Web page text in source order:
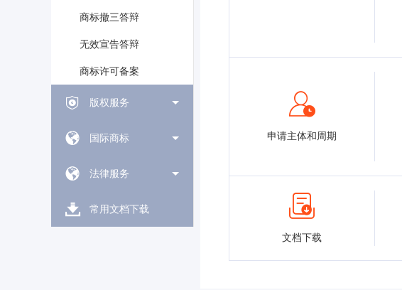
商标撤三答辩
无效宣告答辩
商标许可备案
版权服务
国际商标
法律服务
常用文档下载
申请主体和周期
文档下载